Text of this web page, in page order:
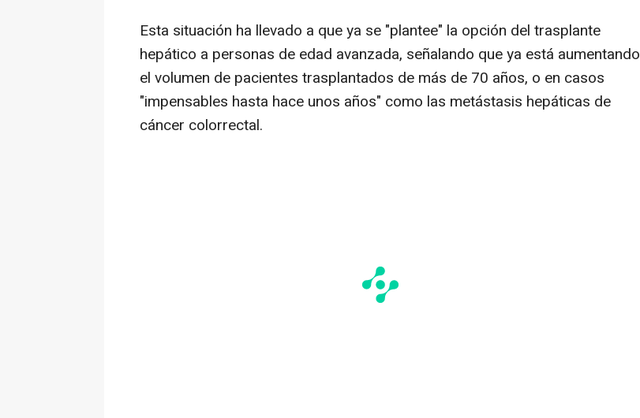
Esta situación ha llevado a que ya se "plantee" la opción del trasplante
hepático a personas de edad avanzada, señalando que ya está aumentando
el volumen de pacientes trasplantados de más de 70 años, o en casos
"impensables hasta hace unos años" como las metástasis hepáticas de
cáncer colorrectal.